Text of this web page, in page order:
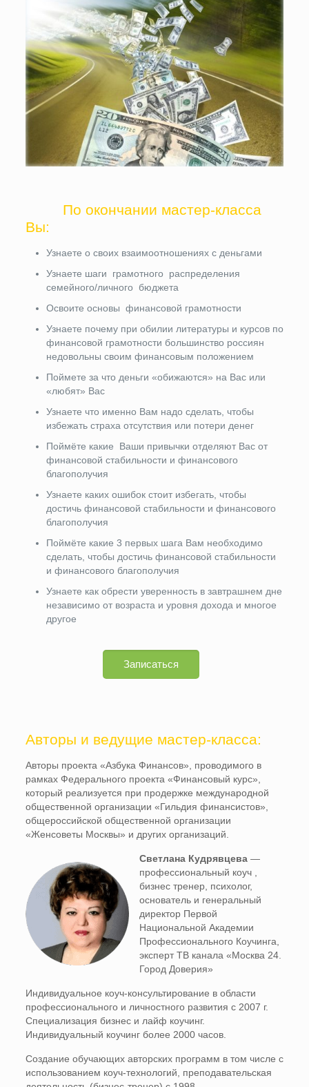
По окончании мастер-класса
Вы:
Узнаете о своих взаимоотношениях с деньгами
Узнаете шаги грамотного распределения
семейного/личного бюджета
Освоите основы финансовой грамотности
Узнаете почему при обилии литературы и курсов по
финансовой грамотности большинство россиян
недовольны своим финансовым положением
Поймете за что деньги «обижаются» на Вас или
«любят» Вас
Узнаете что именно Вам надо сделать, чтобы
избежать страха отсутствия или потери денег
Поймёте какие Ваши привычки отделяют Вас от
финансовой стабильности и финансового
благополучия
Узнаете каких ошибок стоит избегать, чтобы
достичь финансовой стабильности и финансового
благополучия
Поймёте какие 3 первых шага Вам необходимо
сделать, чтобы достичь финансовой стабильности
и финансового благополучия
Узнаете как обрести уверенность в завтрашнем дне
независимо от возраста и уровня дохода и многое
другое
Записаться
Авторы и ведущие мастер-класса:
Авторы проекта «Азбука Финансов», проводимого в
рамках Федерального проекта «Финансовый курс»,
который реализуется при продержке международной
общественной организации «Гильдия финансистов»,
общероссийской общественной организации
«Женсоветы Москвы» и других организаций.
Светлана Кудрявцева—
профессиональный коуч ,
бизнес тренер, психолог,
основатель и генеральный
директор Первой
Национальной Академии
Профессионального Коучинга,
эксперт ТВ канала «Москва 24.
Город Доверия»
Индивидуальное коуч-консультирование в области
профессионального и личностного развития с 2007 г.
Специализация бизнес и лайф коучинг.
Индивидуальный коучинг более 2000 часов.
Создание обучающих авторских программ в том числе с
использованием коуч-технологий, преподавательская